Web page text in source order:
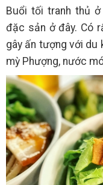
Buổi tối tranh thủ
đặc sản ở đây. Có
gây ấn tượng với du
mỳ Phượng, nước